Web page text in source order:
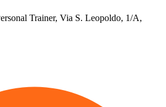
Trainer, Via S. Leopoldo, 1/A,